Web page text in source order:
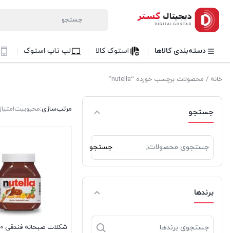
دسته‌بندی کالاها استوک کالا لپ تاپ استوک
خانه / محصولات برچسب خورده “nutella”
جستجو
برای:
جستجو
برندها
مرتب‌سازی:محبوبیت